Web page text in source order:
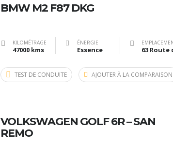
BMW M2 F87 DKG
KILOMÉTRAGE
47000 kms
ÉNERGIE
Essence
TEST DE CONDUITE AJOUTER À LA COMPARAISON
VOLKSWAGEN GOLF 6R – SAN
REMO